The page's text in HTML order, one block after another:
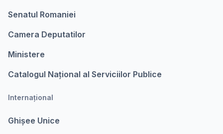
Senatul Romaniei
Camera Deputatilor
Ministere
Catalogul Național al Serviciilor Publice
Internațional
Ghișee Unice